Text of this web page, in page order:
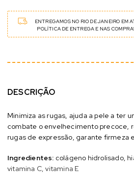
ENTREGAMOS NO RIO DE JANEIRO EM
POLÍTICA DE ENTREGA E NAS
DESCRIÇÃO
Minimiza as rugas, ajuda a pele a ter
combate o envelhecimento precoce,
rugas de expressão, garante firmeza
Ingredientes: colágeno hidrolisado,
vitamina C, vitamina E